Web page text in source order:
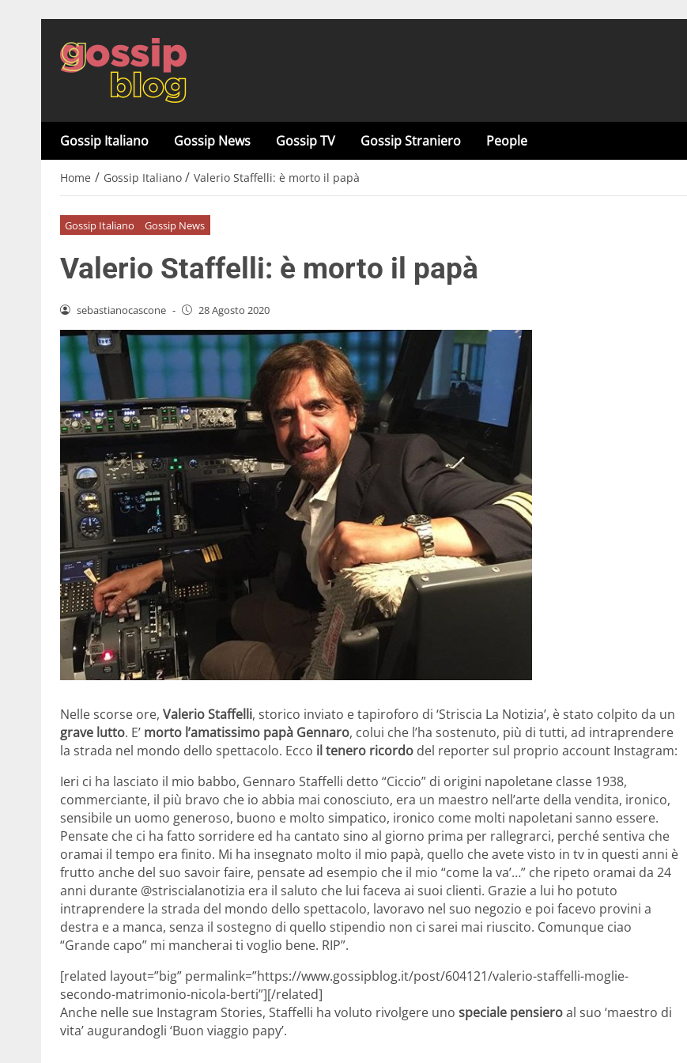
Gossip Italiano Gossip News Gossip TV Gossip Straniero People
Home / Gossip Italiano / Valerio Staffelli: è morto il papà
Gossip Italiano Gossip News
Valerio Staffelli: è morto il papà
sebastianocascone - 28 Agosto 2020
Nelle scorse ore, Valerio Staffelli, storico inviato e tapiroforo di ‘Striscia La Notizia’, è stato colpito da un
grave lutto. E’ morto l’amatissimo papà Gennaro, colui che l’ha sostenuto, più di tutti, ad intraprendere
la strada nel mondo dello spettacolo. Ecco il tenero ricordo del reporter sul proprio account Instagram:
Ieri ci ha lasciato il mio babbo, Gennaro Staffelli detto “Ciccio” di origini napoletane classe 1938,
commerciante, il più bravo che io abbia mai conosciuto, era un maestro nell’arte della vendita, ironico,
sensibile un uomo generoso, buono e molto simpatico, ironico come molti napoletani sanno essere.
Pensate che ci ha fatto sorridere ed ha cantato sino al giorno prima per rallegrarci, perché sentiva che
oramai il tempo era finito. Mi ha insegnato molto il mio papà, quello che avete visto in tv in questi anni è
frutto anche del suo savoir faire, pensate ad esempio che il mio “come la va’…” che ripeto oramai da 24
anni durante @striscialanotizia era il saluto che lui faceva ai suoi clienti. Grazie a lui ho potuto
intraprendere la strada del mondo dello spettacolo, lavoravo nel suo negozio e poi facevo provini a
destra e a manca, senza il sostegno di quello stipendio non ci sarei mai riuscito. Comunque ciao
“Grande capo” mi mancherai ti voglio bene. RIP”.
[related layout=”big” permalink=”https://www.gossipblog.it/post/604121/valerio-staffelli-moglie-
secondo-matrimonio-nicola-berti”][/related]
Anche nelle sue Instagram Stories, Staffelli ha voluto rivolgere uno speciale pensieroal suo ‘maestro di
vita’ augurandogli ‘Buon viaggio papy’.